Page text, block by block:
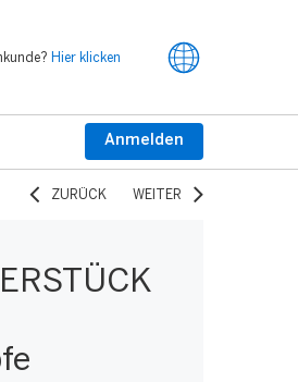
Hier klicken
Anmelden
ZURÜCK WEITER